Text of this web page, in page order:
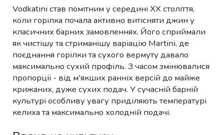
Vodkatini став помітним у середині XX століття,
коли горілка почала активно витісняти джин у
класичних барних замовленнях. Його сприймали
як чистішу та стриманішу варіацію Martini, де
поєднання горілки та сухого вермуту давало
максимально сухий профіль. З часом змінювалися
пропорції - від м'якших ранніх версій до майже
крижаних, дуже сухих подач. У сучасній барній
культурі особливу увагу приділяють температурі
келиха та максимально холодній подачі.